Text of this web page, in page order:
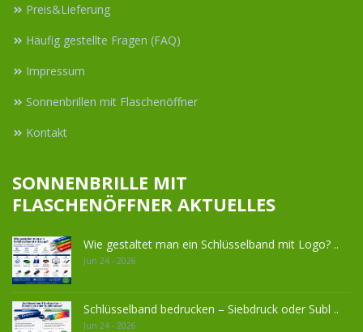
Preis&Lieferung
Häufig gestellte Fragen (FAQ)
Impressum
Sonnenbrillen mit Flaschenöffner
Kontakt
SONNENBRILLE MIT
FLASCHENÖFFNER AKTUELLES
Wie gestaltet man ein Schlüsselband mit Logo? ..
Jun 24 - 2026
Schlüsselband bedrucken – Siebdruck oder Subl ..
Jun 24 - 2026